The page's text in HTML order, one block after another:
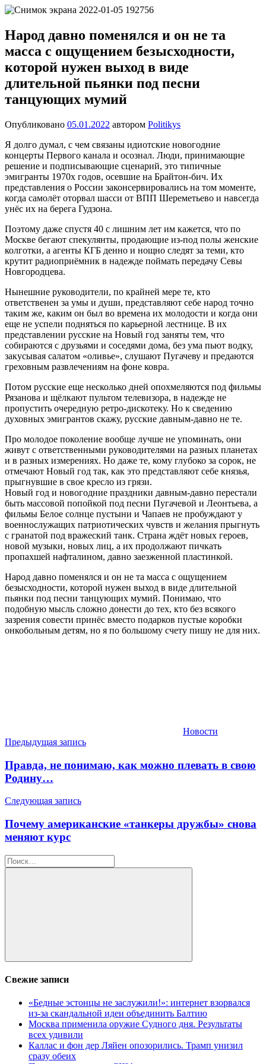
Перейти
содержимому
один
сайт
на
Народ давно поменялся и он не та
масса с ощущением безысходности,
которой нужен выход в виде
длительной пьянки под песни
танцующих мумий
Опубликовано 05.01.2022 автором Politikys
Я долго думал, с чем связаны идиотские новогодние
концерты Первого канала и осознал. Люди, принимающие
решение и подписывающие сценарий, это типичные
эмигранты 1970х годов, осевшие на Брайтон-бич. Их
представления о России законсервировались на том моменте,
когда самолёт оторвал шасси от ВПП Шереметьево и навсегда
унёс их на берега Гудзона.
Поэтому даже спустя 40 с лишним лет им кажется, что по
Москве бегают спекулянты, продающие из-под полы женские
колготки, а агенты КГБ денно и нощно следят за теми, кто
крутит радиоприёмник в надежде поймать передачу Севы
Новгородцева.
Нынешние руководители, по крайней мере те, кто
ответственен за умы и души, представляют себе народ точно
таким же, каким он был во времена их молодости и когда они
еще не успели подняться по карьерной лестнице. В их
представлении русские на Новый год заняты тем, что
собираются с друзьями и соседями дома, без ума пьют водку,
закусывая салатом «оливье», слушают Пугачеву и предаются
греховным развлечениям на фоне ковра.
Потом русские еще несколько дней опохмеляются под фильмы
Рязанова и щёлкают пультом телевизора, в надежде не
пропустить очередную ретро-дискотеку. Но к сведению
духовных эмигрантов скажу, русские давным-давно не те.
Про молодое поколение вообще лучше не упоминать, они
живут с ответственными руководителями на разных планетах
и в разных измерениях. Но даже те, кому глубоко за сорок, не
отмечают Новый год так, как это представляют себе князья,
прыгнувшие в свое кресло из грязи.
Новый год и новогодние праздники давным-давно перестали
быть массовой попойкой под песни Пугачевой и Леонтьева, а
фильмы Белое солнце пустыни и Чапаев не пробуждают у
военнослужащих патриотических чувств и желания прыгнуть
с гранатой под вражеский танк. Страна ждёт новых героев,
новой музыки, новых лиц, а их продолжают пичкать
пропахшей нафталином, давно заезженной пластинкой.
Народ давно поменялся и он не та масса с ощущением
безысходности, которой нужен выход в виде длительной
пьянки под песни танцующих мумий. Понимаю, что
подобную мысль сложно донести до тех, кто без всякого
зазрения совести принёс вместо подарков пустые коробки
онкобольным детям, но я по большому счету пишу не для них.
Новости
Навигация
по
записям
Предыдущая запись
Правда, не понимаю, как можно плевать в свою
Родину…
Следующая запись
Почему американские «танкеры дружбы» снова
меняют курс
Найти:
Поиск
Свежие записи
«Бедные эстонцы не заслужили!»: интернет взорвался
из-за скандальной идеи объединить Балтию
Москва применила оружие Судного дня. Результаты
всех удивили
Каллас и фон дер Ляйен опозорились. Трамп унизил
сразу обеих